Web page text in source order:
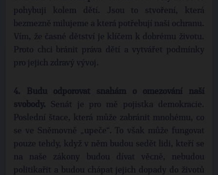
pohybuji kolem dětí. Jsou to stvoření, která
bezmezně milujeme a která potřebují naši ochranu.
Vím, že časné dětství je klíčem k dobrému životu.
Proto chci bránit práva dětí a vytvářet podmínky
pro jejich zdravý vývoj.
4.
Budu odporovat snahám o omezování naší
svobody. Senát je pro mě pojistka demokracie.
Poslední štace, která může zabránit mnohému, co
se ve Sněmovně „upeče“. To však může fungovat
pouze tehdy, když v něm budou sedět lidi, kteří se
na naše zákony budou dívat věcně, nebudou
politikařit a budou chápat jejich dopady do životů